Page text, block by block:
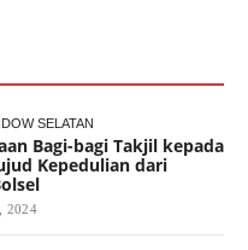
SELATAN
Bagi-bagi Takjil kepada
Kepedulian dari
2024